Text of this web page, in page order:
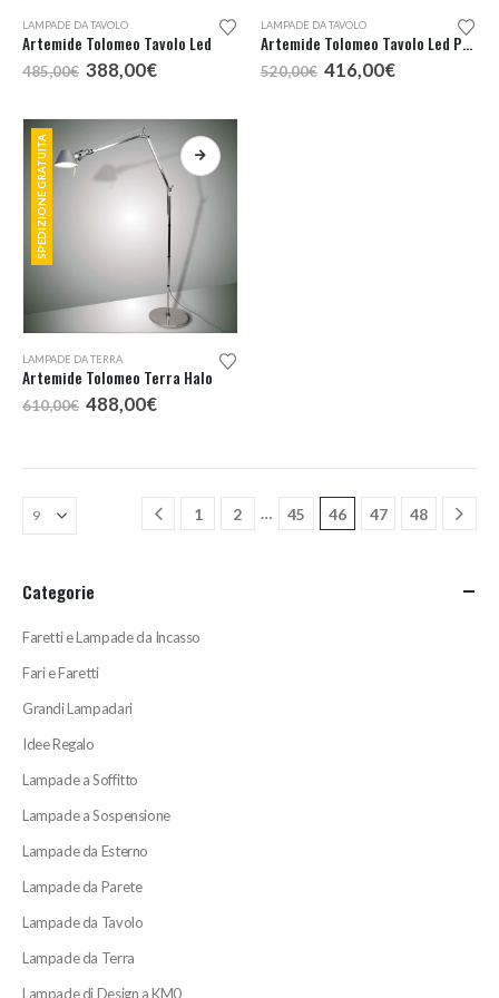
LAMPADE DA TAVOLO
Artemide Tolomeo Tavolo Led
485,00€ Il
prezzo
era:
485,00€.
388,00€Il
è:
388,00€.
LAMPADE DA TAVOLO
Artemide Tolomeo Tavolo Led Pure Integralis
520,00€ Il
prezzo
416,00€Il
SPEDIZIONE GRATUITA
prodotto
Le
possono
essere
nella
del
prodotto
LAMPADE DA TERRA
Artemide Tolomeo Terra Halo
610,00€ Il
prezzo
610,00€.
488,00€Il
488,00€.
1 2 … 45 46 47 48
Categorie
Faretti e Lampade da Incasso
Fari e Faretti
Grandi Lampadari
Idee Regalo
Lampade a Soffitto
Lampade a Sospensione
Lampade da Esterno
Lampade da Parete
Lampade da Tavolo
Lampade da Terra
Lampade di Design a KM0